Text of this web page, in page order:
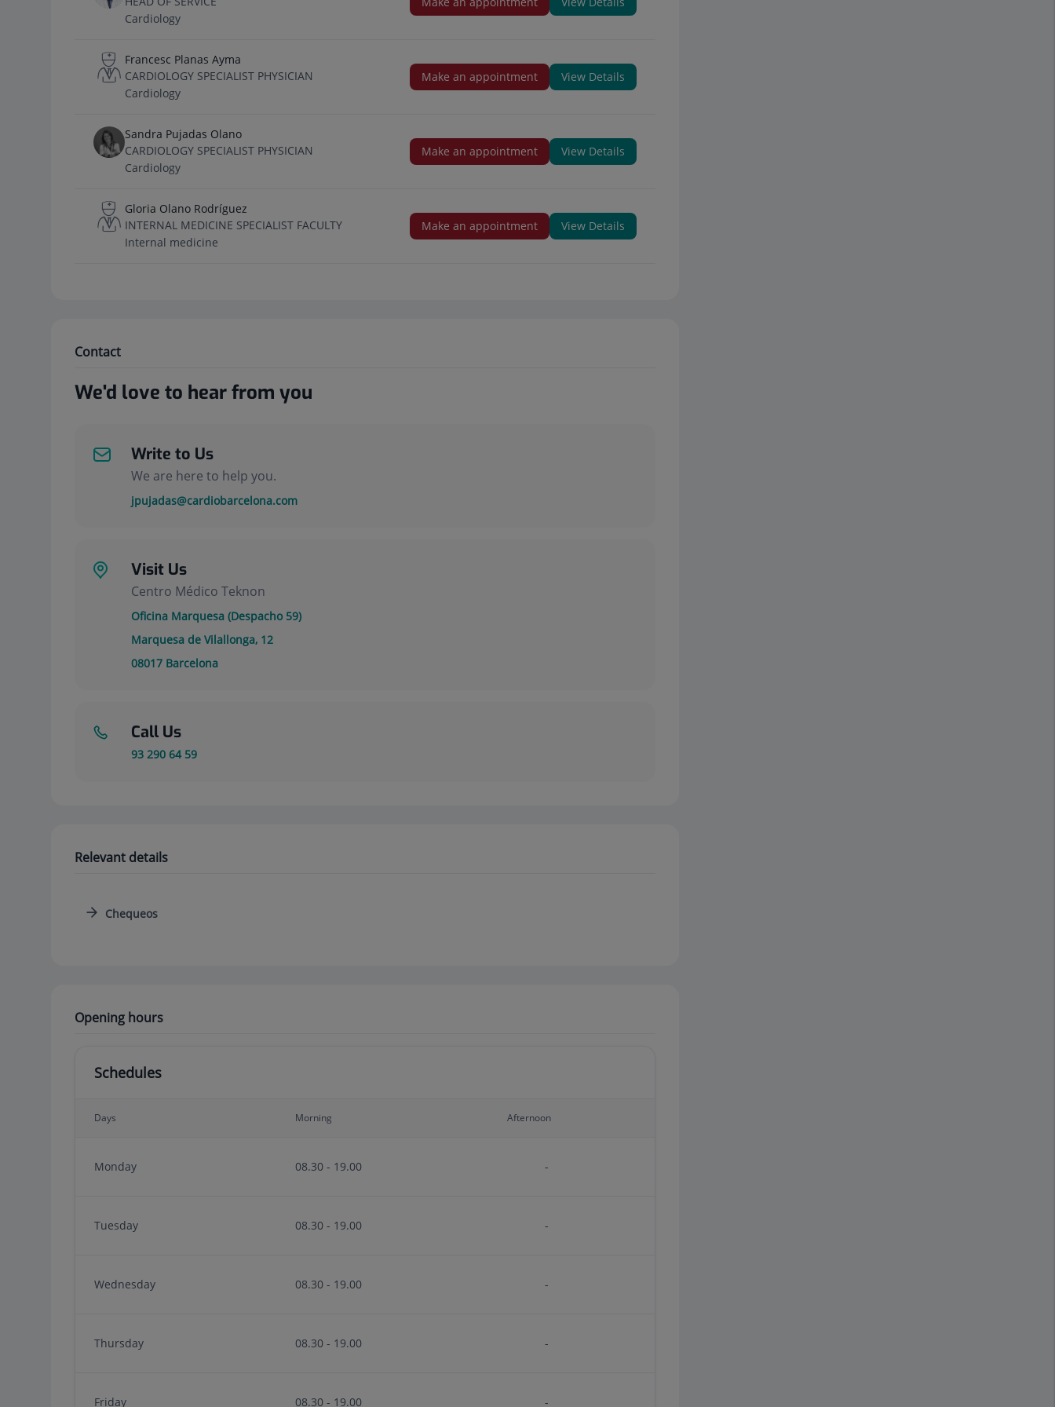
Cardiology
Francesc Planas Ayma
CARDIOLOGY SPECIALIST PHYSICIAN
Cardiology
Make an appointment View Details
Sandra Pujadas Olano
CARDIOLOGY SPECIALIST PHYSICIAN
Cardiology
Make an appointment View Details
Gloria Olano Rodríguez
INTERNAL MEDICINE SPECIALIST FACULTY
Internal medicine
Make an appointment View Details
Contact
We'd love to hear from you
Write to Us
We are here to help you.
jpujadas@cardiobarcelona.com
Visit Us
Centro Médico Teknon
Oficina Marquesa (Despacho 59)
Marquesa de Vilallonga, 12
08017 Barcelona
Call Us
93 290 64 59
Relevant details
Chequeos
Opening hours
Schedules
Days Morning Afternoon
Monday 08.30 - 19.00 -
Tuesday 08.30 - 19.00 -
Wednesday 08.30 - 19.00 -
Thursday 08.30 - 19.00 -
Friday 08.30 - 19.00 -